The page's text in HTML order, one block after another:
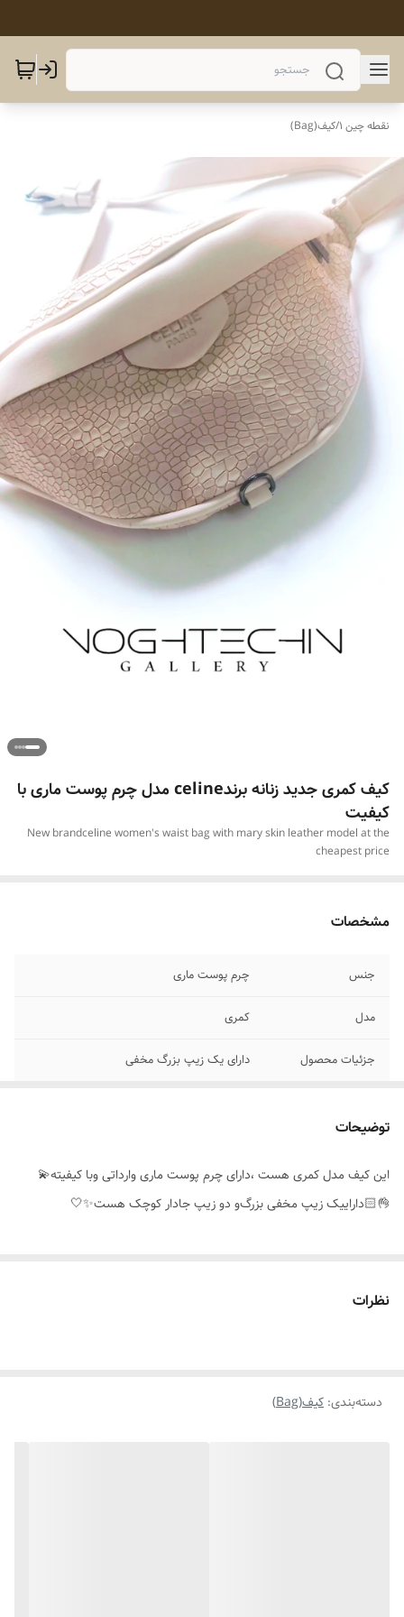
نقطه چین 1 /کیف(Bag)
کیف کمری جدید زنانه برندceline مدل چرم پوست ماری با
کیفیت
New brandceline women's waist bag with mary skin leather model at the
cheapest price
مشخصات
جنس چرم پوست ماری
مدل کمری
جزئیات محصول دارای یک زیپ بزرگ مخفی
توضیحات
این کیف مدل کمری هست ،دارای چرم پوست ماری وارداتی وبا کیفیته💫
👌🏻داراییک زیپ مخفی بزرگ‌و دو زیپ جادار کوچک هست✨️🤍
نظرات
دسته‌بندی: کیف(Bag)